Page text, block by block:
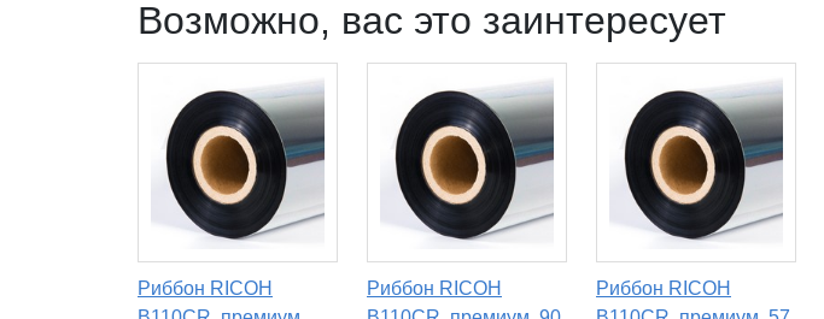
Возможно, вас это заинтересует
Риббон RICOH
Риббон RICOH
Риббон RICOH